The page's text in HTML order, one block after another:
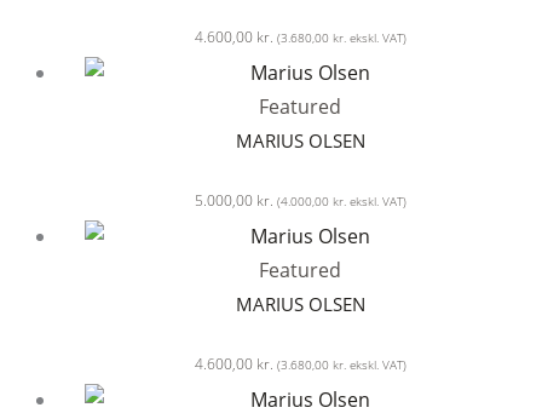
4.600,00 kr. (3.680,00 kr.ekskl. VAT)
Featured
MARIUS OLSEN
5.000,00 kr. (4.000,00 kr.ekskl. VAT)
Featured
MARIUS OLSEN
4.600,00 kr. (3.680,00 kr.ekskl. VAT)